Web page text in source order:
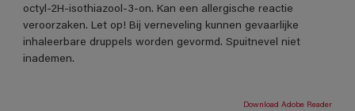
octyl-2H-isothiazool-3-on. Kan een allergische reactie
veroorzaken. Let op! Bij verneveling kunnen gevaarlijke
inhaleerbare druppels worden gevormd. Spuitnevel niet
inademen.
Download Adobe Reader